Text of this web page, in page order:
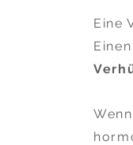
Eine